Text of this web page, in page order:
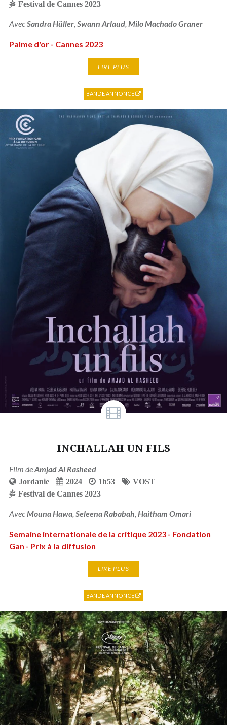
Festival de Cannes 2023
AvecSandra Hüller, Swann Arlaud, Milo Machado Graner
Palme d'or - Cannes 2023
LIRE PLUS
BANDE ANNONCE
INCHALLAH UN FILS
Film deAmjad Al Rasheed
Jordanie 2024 1h53
VOST
Festival de Cannes 2023
AvecMouna Hawa, Seleena Rababah, Haitham Omari
Semaine internationale de la critique 2023 - Fondation
Gan - Prix à la diffusion
LIRE PLUS
BANDE ANNONCE